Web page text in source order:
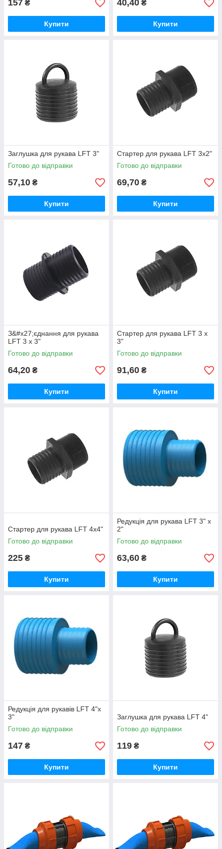
157 ₴
Купити
40,40 ₴
Купити
Заглушка для рукава LFT 3"
Готово до відправки
57,10 ₴
Купити
Стартер для рукава LFT 3х2"
Готово до відправки
69,70 ₴
Купити
З&#x27;єднання для рукава
LFT 3 х 3"
Готово до відправки
64,20 ₴
Купити
Стартер для рукава LFT 3 х
3"
Готово до відправки
91,60 ₴
Купити
Стартер для рукава LFT 4х4"
Готово до відправки
225 ₴
Купити
Редукція для рукава LFT 3" х
2"
Готово до відправки
63,60 ₴
Купити
Редукція для рукавів LFT 4"х
3"
Готово до відправки
147 ₴
Купити
Заглушка для рукава LFT 4"
Готово до відправки
119 ₴
Купити